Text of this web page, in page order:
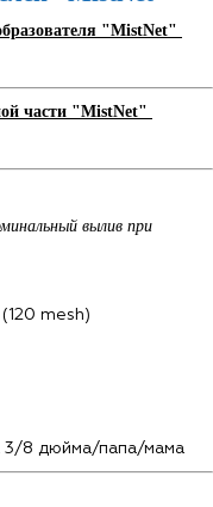
"MistNet"
части "MistNet"
вылив при
mesh)
3/8 дюйма/папа/мама